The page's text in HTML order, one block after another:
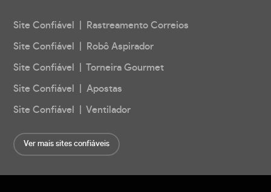
Site Confiável | Rastreamento Correios
Site Confiável | Robô Aspirador
Site Confiável | Torneira Gourmet
Site Confiável | Apostas
Site Confiável | Ventilador
Ver mais sites confiáveis